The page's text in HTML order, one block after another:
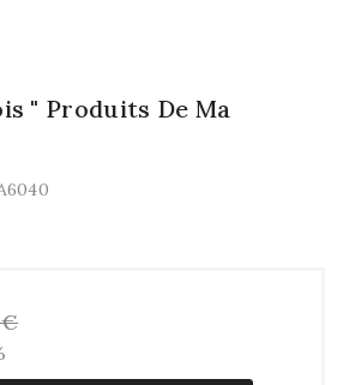
" Produits De Ma
€